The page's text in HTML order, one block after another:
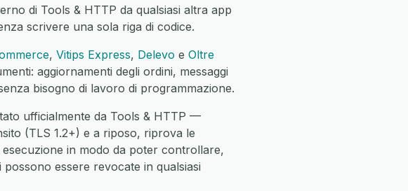
di Tools & HTTP da qualsiasi altra app
scrivere una sola riga di codice.
, Vitips Express, Delevo e Oltre
aggiornamenti degli ordini, messaggi
bisogno di lavoro di programmazione.
ufficialmente da Tools & HTTP —
(TLS 1.2+) e a riposo, riprova le
in modo da poter controllare,
essere revocate in qualsiasi